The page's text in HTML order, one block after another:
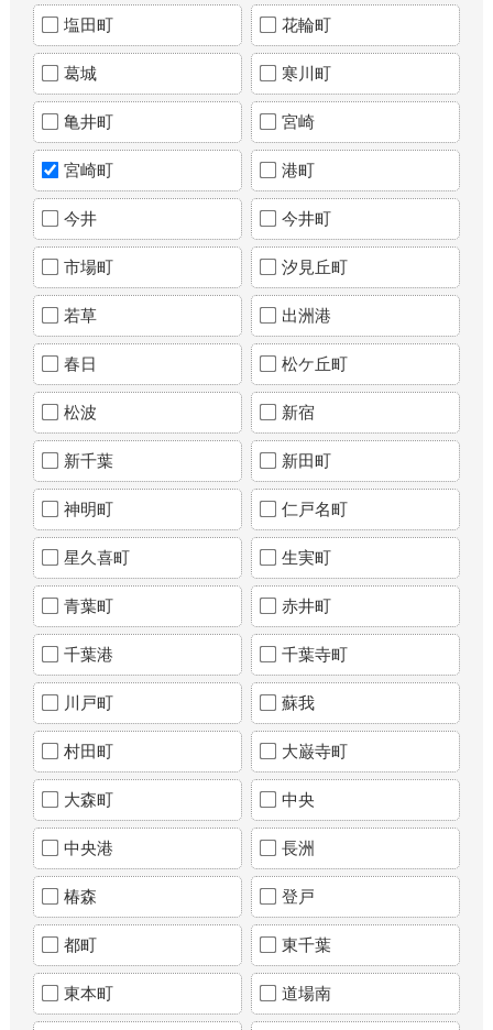
塩田町 花輪町
葛城 寒川町
亀井町 宮崎
宮崎町 港町
今井 今井町
市場町 汐見丘町
若草 出洲港
春日 松ケ丘町
松波 新宿
新千葉 新田町
神明町 仁戸名町
星久喜町 生実町
青葉町 赤井町
千葉港 千葉寺町
川戸町 蘇我
村田町 大巌寺町
大森町 中央
中央港 長洲
椿森 登戸
都町 東千葉
東本町 道場南